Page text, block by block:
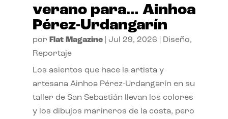
verano para… Ainhoa
Pérez-Urdangarín
por Flat Magazine| Jul 29, 2026 Diseño,
Reportaje
Los asientos que hace la artista y
artesana Ainhoa Pérez-Urdangarín en su
taller de San Sebastián llevan los colores
y los dibujos marineros de la costa, pero